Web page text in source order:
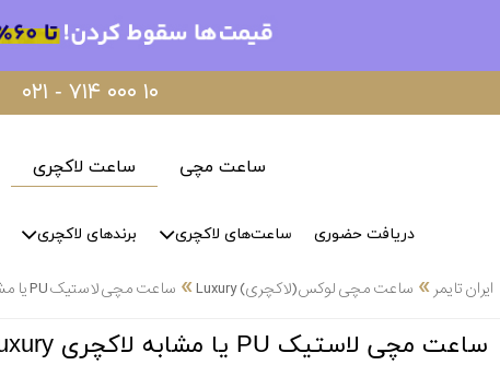
۰۲۱ - ۷۱۴ ۰۰۰ ۱۰
ساعت مچی ساعت لاکچری
دریافت حضوری ساعت‌های لاکچری برندهای لاکچری
ایران تایمر » ساعت مچی لوکس(لاکچری) Luxury » ساعت مچی لاستیک PU یا مشابه لاکچری Luxury(لوکس)
ساعت مچی لاستیک PU یا مشابه لاکچری Luxury(لوکس)